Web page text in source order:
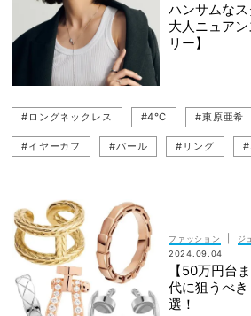
ハンサムなス
大人ニュア
リー】
#ロングネックレス #4℃ #東原亜希
#イヤーカフ #パール #リング #
ファッション
ジ
2024.09.04
【50万円台
代に狙うべ
選！